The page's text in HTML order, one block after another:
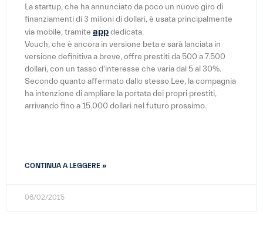
La startup, che ha annunciato da poco un nuovo giro di
finanziamenti di 3 milioni di dollari, è usata principalmente
via mobile, tramite appdedicata.
Vouch, che è ancora in versione beta e sarà lanciata in
versione definitiva a breve, offre prestiti da 500 a 7.500
dollari, con un tasso d'interesse che varia dal 5 al 30%.
Secondo quanto affermato dallo stesso Lee, la compagnia
ha intenzione di ampliare la portata dei propri prestiti,
arrivando fino a 15.000 dollari nel futuro prossimo.
CONTINUA A LEGGERE »
06/02/2015